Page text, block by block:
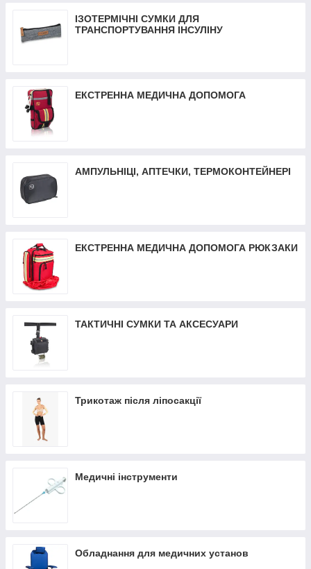
ІЗОТЕРМІЧНІ СУМКИ ДЛЯ
ТРАНСПОРТУВАННЯ ІНСУЛІНУ
ЕКСТРЕННА МЕДИЧНА ДОПОМОГА
АМПУЛЬНІЦІ, АПТЕЧКИ, ТЕРМОКОНТЕЙНЕРІ
ЕКСТРЕННА МЕДИЧНА ДОПОМОГА РЮКЗАКИ
ТАКТИЧНІ СУМКИ ТА АКСЕСУАРИ
Трикотаж після ліпосакції
Медичні інструменти
Обладнання для медичних установ